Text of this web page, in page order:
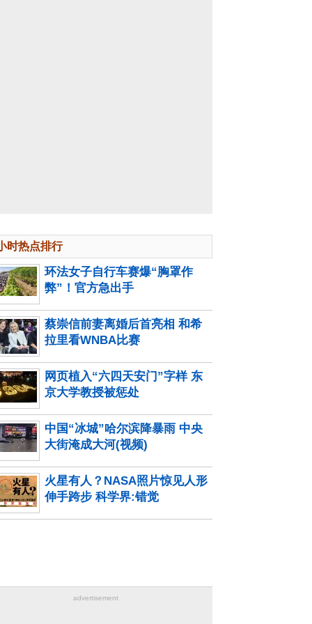
时热点排行
环法女子自行车赛爆“胸罩作
弊”！官方急出手
蔡崇信前妻离婚后首亮相 和希
拉里看WNBA比赛
网页植入“六四天安门”字样 东
京大学教授被惩处
中国“冰城”哈尔滨降暴雨 中央
大街淹成大河(视频)
火星有人？NASA照片惊见人形
伸手跨步 科学界:错觉
advertisement